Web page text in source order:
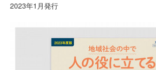
2023年1月発行